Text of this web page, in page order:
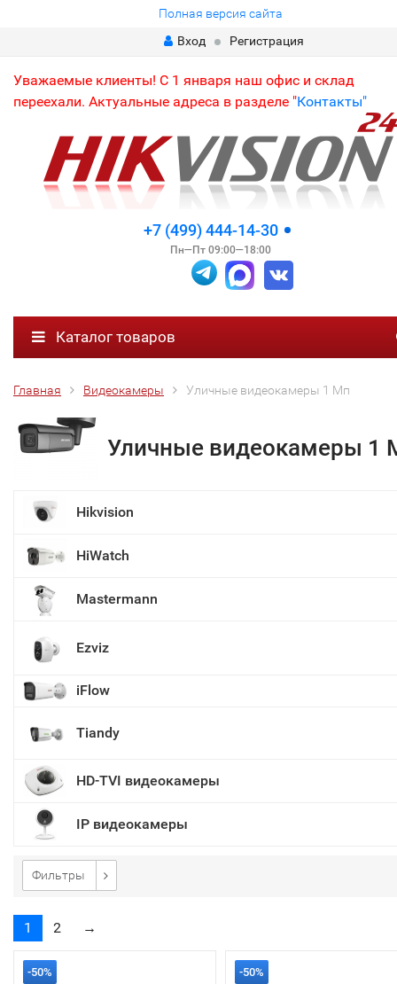
Полная версия сайта
Вход
Регистрация
Уважаемые клиенты! С 1 января наш офис и склад
переехали. Актуальные адреса в разделе "Контакты"
+7 (499) 444-14-30
Пн—Пт 09:00—18:00
Каталог товаров
Главная Видеокамеры Уличные видеокамеры 1 Мп
Уличные видеокамеры 1
Hikvision
HiWatch
Mastermann
Ezviz
iFlow
Tiandy
HD-TVI видеокамеры
IP видеокамеры
Фильтры
1 2 →
-50% -50%